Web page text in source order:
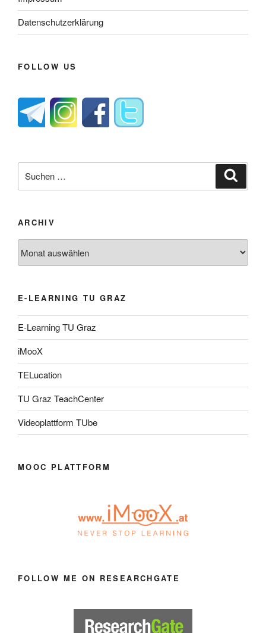
Datenschutzerklärung
FOLLOW US
nach:
ARCHIV
E-LEARNING TU GRAZ
E-Learning TU Graz
iMooX
TELucation
TU Graz TeachCenter
Videoplattform TUbe
MOOC PLATTFORM
FOLLOW ME ON RESEARCHGATE